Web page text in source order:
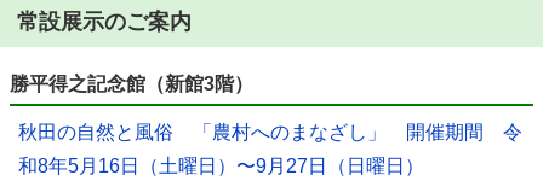
常設展示のご案内
勝平得之記念館（新館3階）
秋田の自然と風俗 「農村へのまなざし」 開催期間 令
和8年5月16日（土曜日）〜9月27日（日曜日）